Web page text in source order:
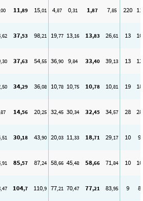
11,89 15,01 4,87 0,31 1,87 7,85 220 11
,62 37,53 98,21 19,77 13,16 13,83 26,61 13 10
,30 37,63 54,55 36,90 9,84 33,40 39,13 13 12
,50 34,29 36,08 10,78 10,75 10,78 10,81 19 18
14,56 20,25 32,45 30,34 32,45 34,57 28 28
,51 30,18 43,90 20,03 11,33 18,71 29,17 10 9
,91 85,57 87,24 58,66 45,48 58,66 71,84 10 10
,47 104,7 110,9 77,21 70,47 77,21 83,95 9 8